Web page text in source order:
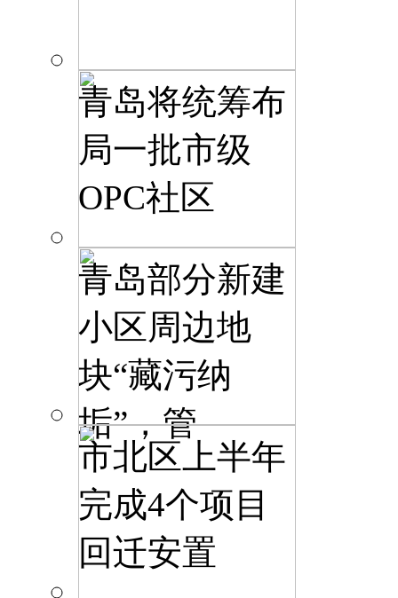
青岛将统筹布
局一批市级
OPC社区
青岛部分新建
小区周边地
块“藏污纳
垢”，管
市北区上半年
完成4个项目
回迁安置